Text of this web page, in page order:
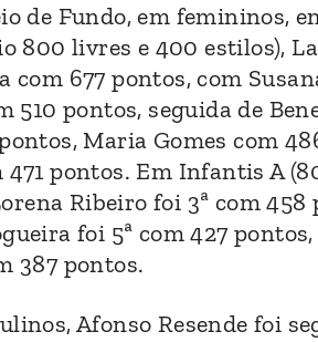
de Fundo, em femininos,
800 livres e 400 estilos),
com 677 pontos, com
510 pontos, seguida de
Maria Gomes com
471 pontos. Em Infantis A
Ribeiro foi 3ª com
foi 5ª com 427
387 pontos.
Afonso Resende foi